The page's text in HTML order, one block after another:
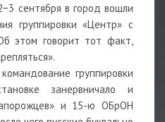
сентября в город вошли
группировки «Центр» с
этом говорит тот факт,
группировки
занервничало и
и 15-ю ОБрОН